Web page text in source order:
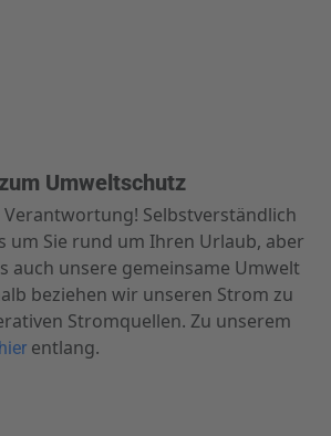
Umweltschutz
Selbstverständlich
um Sie rund um Ihren Urlaub, aber
auch unsere gemeinsame Umwelt
beziehen wir unseren Strom zu
Stromquellen. Zu unserem
hier entlang.